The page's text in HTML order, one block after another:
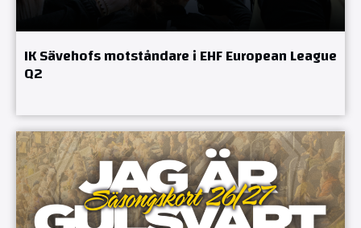
IK Sävehofs motståndare i EHF European League
Q2